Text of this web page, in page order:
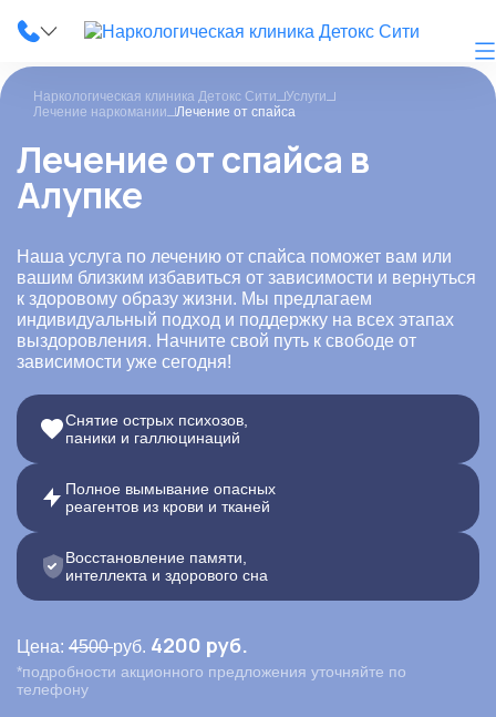
О клинике
Цены
Лицензии
Акции и скидки
Вопрос-ответ
Вызвать врача на дом
Наркологическая клиника Детокс Сити
Услуги
Лечение наркомании
Лечение от спайса
Лечение от спайса в
Алупке
Наша услуга по лечению от спайса поможет вам или
вашим близким избавиться от зависимости и вернуться
к здоровому образу жизни. Мы предлагаем
индивидуальный подход и поддержку на всех этапах
выздоровления. Начните свой путь к свободе от
зависимости уже сегодня!
Снятие острых психозов,
паники и галлюцинаций
Полное вымывание опасных
реагентов из крови и тканей
Восстановление памяти,
интеллекта и здорового сна
Цена: 4500руб. 4200 руб.
*подробности акционного предложения уточняйте по
телефону